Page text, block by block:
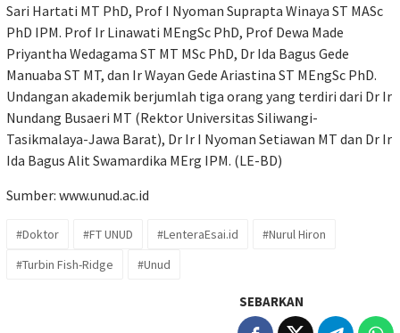
Sari Hartati MT PhD, Prof I Nyoman Suprapta Winaya ST MASc
PhD IPM. Prof Ir Linawati MEngSc PhD, Prof Dewa Made
Priyantha Wedagama ST MT MSc PhD, Dr Ida Bagus Gede
Manuaba ST MT, dan Ir Wayan Gede Ariastina ST MEngSc PhD.
Undangan akademik berjumlah tiga orang yang terdiri dari Dr Ir
Nundang Busaeri MT (Rektor Universitas Siliwangi-
Tasikmalaya-Jawa Barat), Dr Ir I Nyoman Setiawan MT dan Dr Ir
Ida Bagus Alit Swamardika MErg IPM. (LE-BD)
Sumber: www.unud.ac.id
#Doktor #FT UNUD #LenteraEsai.id
#Nurul Hiron
#Turbin Fish-Ridge
#Unud
SEBARKAN